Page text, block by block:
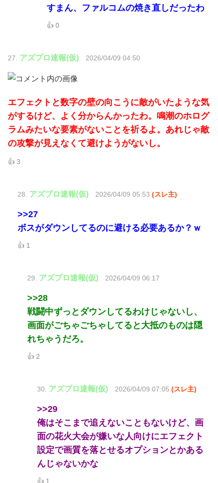
すまん、ファルコムの焼き直しだったわ
👍 0
27. アズプロ速報(仮) 2026/04/09 04:50
エフェクトと数字の壁の向こうに敵がいたような気
がするけど、よく分からんかったわ。鳴潮のホログ
ラムみたいな要素がないことを祈るよ。あれじゃ敵
の攻撃が見えなくて避けようがないし。
👍 3
28. アズプロ速報(仮) 2026/04/09 05:53 (スレ主)
>>27
ボスがダウンしてるのに避ける必要あるか？ｗ
👍 1
29. アズプロ速報(仮) 2026/04/09 06:17
>>28
戦闘中ずっとダウンしてるわけじゃないし、
画面がごちゃごちゃしてると大抵のものは隠
れちゃうだろ。
👍 2
30. アズプロ速報(仮) 2026/04/09 07:05 (スレ主)
>>29
俺はそこまで追えないこともないけど、画
面の花火大会が嫌いな人向けにエフェクト
設定で画質を落とせるオプションとかある
んじゃないかな
👍 1